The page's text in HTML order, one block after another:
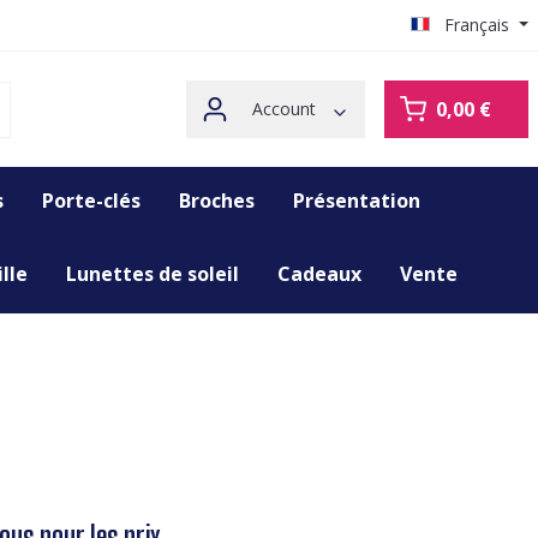
Français
Account 0,00 €
Porte-clés Broches Présentation
Lunettes de soleil Cadeaux Vente